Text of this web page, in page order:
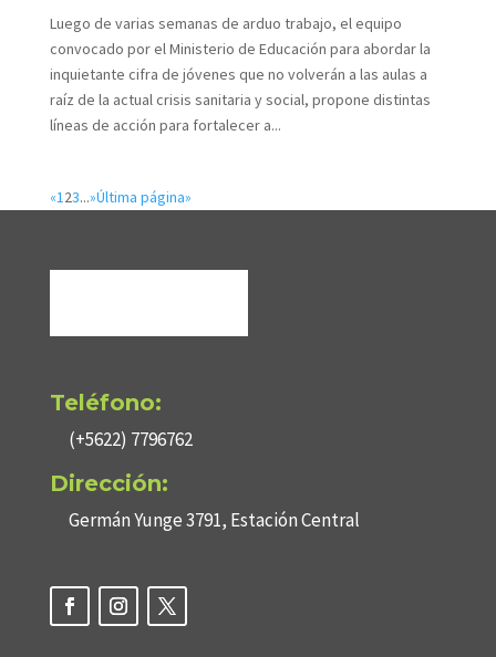
Luego de varias semanas de arduo trabajo, el equipo
convocado por el Ministerio de Educación para abordar la
inquietante cifra de jóvenes que no volverán a las aulas a
raíz de la actual crisis sanitaria y social, propone distintas
líneas de acción para fortalecer a...
«123...»Última página»
Teléfono:
(+5622) 7796762
Dirección:
Germán Yunge 3791, Estación Central